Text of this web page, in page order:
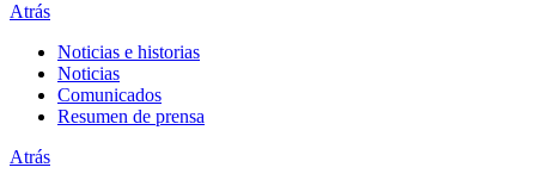
Atrás
Noticias e historias
Noticias
Comunicados
Resumen de prensa
Atrás